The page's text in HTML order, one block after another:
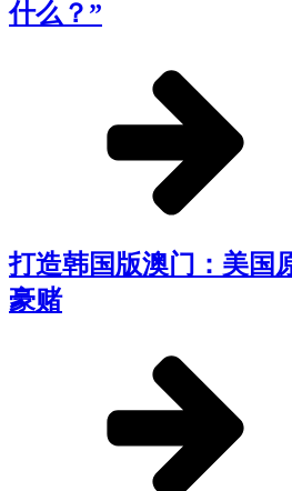
什么？”
打造韩国版澳门：美国
豪赌